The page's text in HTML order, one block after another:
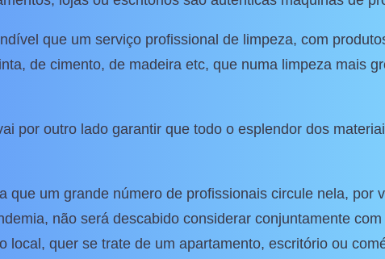
que um serviço profissional de limpeza, com
de cimento, de madeira etc, que numa limpeza mais
por outro lado garantir que todo o esplendor dos
que um grande número de profissionais circule nela, por
não será descabido considerar conjuntamente
local, quer se trate de um apartamento, escritório ou